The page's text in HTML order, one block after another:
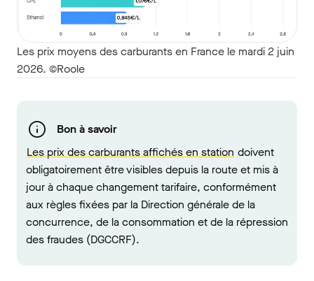
Les prix moyens des carburants en France le mardi 2 juin
2026. ©Roole
Bon à savoir
Les prix des carburants affichés en station doivent
obligatoirement être visibles depuis la route et mis à
jour à chaque changement tarifaire, conformément
aux règles fixées par la Direction générale de la
concurrence, de la consommation et de la répression
des fraudes (DGCCRF).